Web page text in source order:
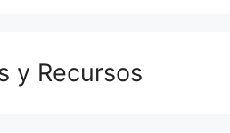
y Recursos